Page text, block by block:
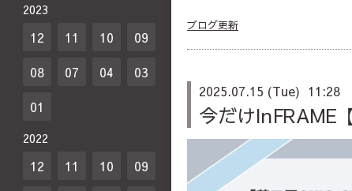
ブログ更新
2025.07.15 (Tue) 11:28
今だけInFRAME
2023
12 11 10
09
08
07 04
03
01
2022
12 11 10
09